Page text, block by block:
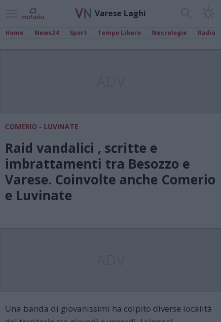
Varese Laghi
Home News24 Sport Tempo Libero Necrologie Radio
COMERIO - LUVINATE
Raid vandalici , scritte e
imbrattamenti tra Besozzo e
Varese. Coinvolte anche Comerio
e Luvinate
Una banda di giovanissimi ha colpito diverse località